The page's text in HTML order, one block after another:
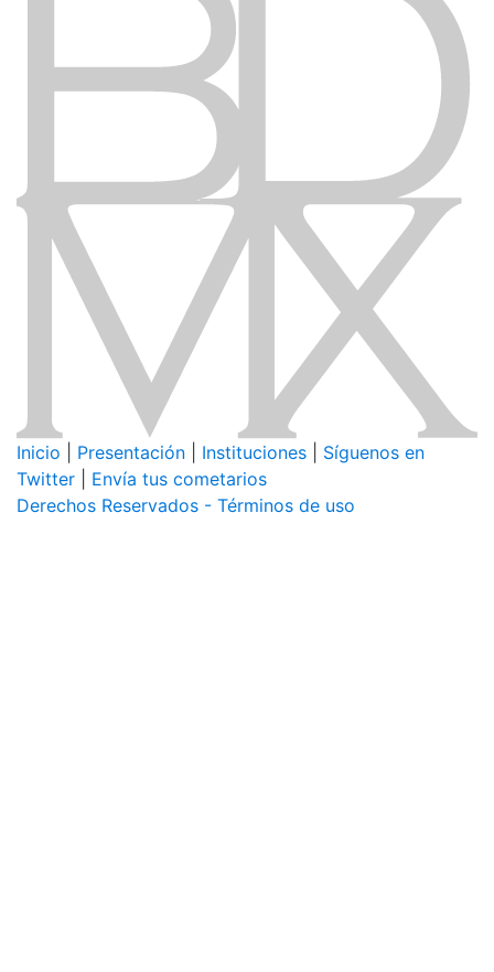
Inicio Presentación Instituciones
Síguenos en
Twitter
Envía tus cometarios
Derechos Reservados - Términos de uso